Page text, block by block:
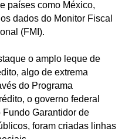
países como México,
dados do Monitor Fiscal
(FMI).
o amplo leque de
algo de extrema
do Programa
o governo federal
Garantidor de
foram criadas linhas